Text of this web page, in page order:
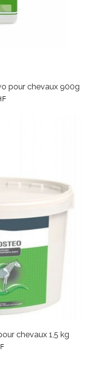
pour chevaux 900g
chevaux 1,5 kg